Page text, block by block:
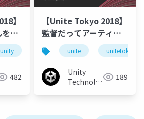
】
使
ニメ
unity volcà unitetokyo2018
482
【Unite Tokyo 2018】
監督だってアーティス
トだ！Unityで可能にな
った最後の手段を何発
も打つ方法
unite unitetokyo
Unity
Technologies 189